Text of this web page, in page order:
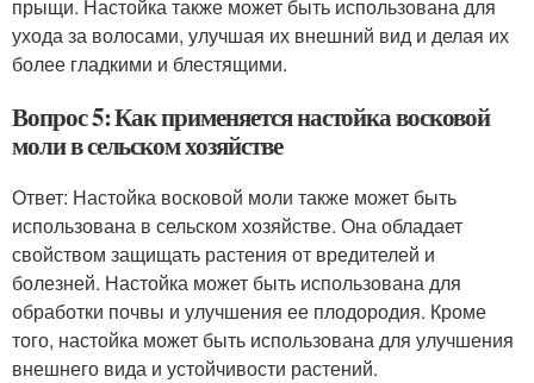
прыщи. Настойка также может быть использована для
ухода за волосами, улучшая их внешний вид и делая их
более гладкими и блестящими.
Вопрос 5: Как применяется настойка восковой
моли в сельском хозяйстве
Ответ: Настойка восковой моли также может быть
использована в сельском хозяйстве. Она обладает
свойством защищать растения от вредителей и
болезней. Настойка может быть использована для
обработки почвы и улучшения ее плодородия. Кроме
того, настойка может быть использована для улучшения
внешнего вида и устойчивости растений.